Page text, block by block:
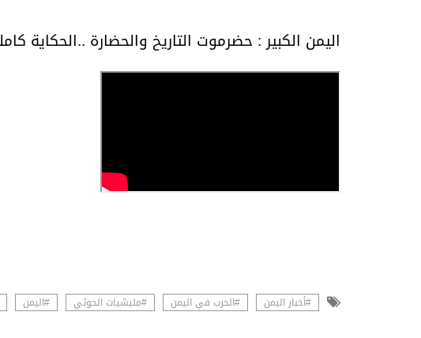
اليمن الكبير : حضرموت التاريخ والحضارة ..الحكاية
#أخبار اليمن #الحرب في اليمن #مليشيات الحوثي #اليمن